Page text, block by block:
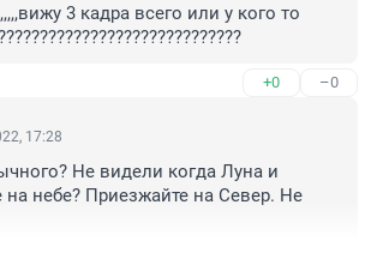
3 кадра всего или у кого то
+0 –0
17:28
Не видели когда Луна и
небе? Приезжайте на Север. Не